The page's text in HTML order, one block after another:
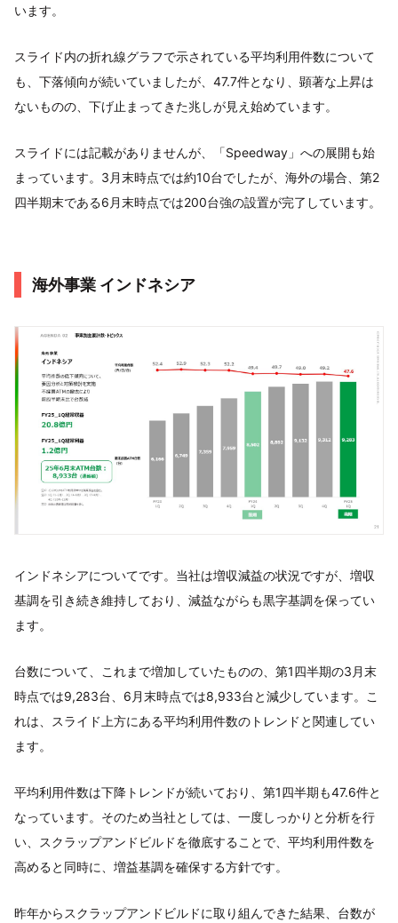
います。
スライド内の折れ線グラフで示されている平均利用件数について
も、下落傾向が続いていましたが、47.7件となり、顕著な上昇は
ないものの、下げ止まってきた兆しが見え始めています。
スライドには記載がありませんが、「Speedway」への展開も始
まっています。3月末時点では約10台でしたが、海外の場合、第2
四半期末である6月末時点では200台強の設置が完了しています。
海外事業 インドネシア
インドネシアについてです。当社は増収減益の状況ですが、増収
基調を引き続き維持しており、減益ながらも黒字基調を保ってい
ます。
台数について、これまで増加していたものの、第1四半期の3月末
時点では9,283台、6月末時点では8,933台と減少しています。こ
れは、スライド上方にある平均利用件数のトレンドと関連してい
ます。
平均利用件数は下降トレンドが続いており、第1四半期も47.6件と
なっています。そのため当社としては、一度しっかりと分析を行
い、スクラップアンドビルドを徹底することで、平均利用件数を
高めると同時に、増益基調を確保する方針です。
昨年からスクラップアンドビルドに取り組んできた結果、台数が